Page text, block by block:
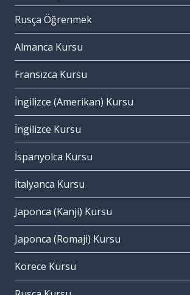
Rusça Öğrenmek
Almanca Kursu
Fransızca Kursu
İngilizce (Amerikan) Kursu
İngilizce Kursu
İspanyolca Kursu
İtalyanca Kursu
Japonca (Kanji) Kursu
Japonca (Romaji) Kursu
Korece Kursu